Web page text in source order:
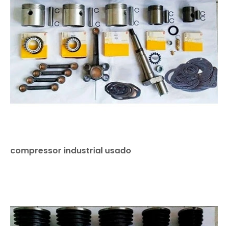
compressor industrial usado